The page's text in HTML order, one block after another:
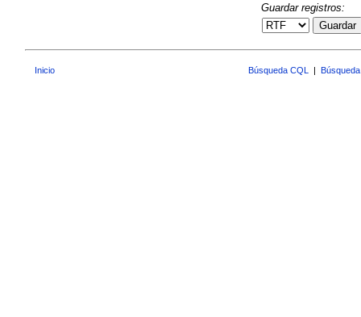
Guardar registros:
Guardar
Inicio Búsqueda CQL